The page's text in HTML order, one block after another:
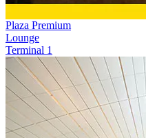
Plaza Premium
Lounge
Terminal 1